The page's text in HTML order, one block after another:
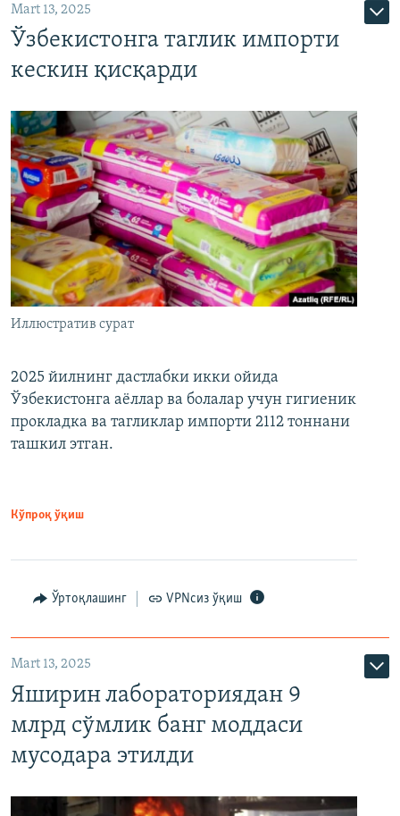
Mart 13, 2025
Ўзбекистонга таглик импорти
кескин қисқарди
Иллюстратив сурат
2025 йилнинг дастлабки икки ойида
Ўзбекистонга аёллар ва болалар учун гигиеник
прокладка ва тагликлар импорти 2112 тоннани
ташкил этган.
Кўпроқ ўқиш
Ўртоқлашинг VPNсиз ўқиш
Mart 13, 2025
Яширин лабораториядан 9
млрд сўмлик банг моддаси
мусодара этилди